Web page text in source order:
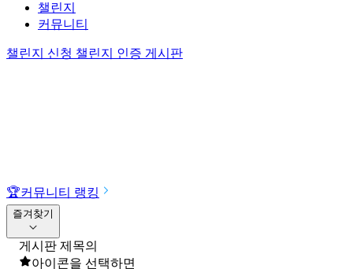
챌린지
커뮤니티
챌린지 신청 챌린지 인증 게시판
🏆커뮤니티 랭킹
즐겨찾기
게시판 제목의
아이콘을 선택하면